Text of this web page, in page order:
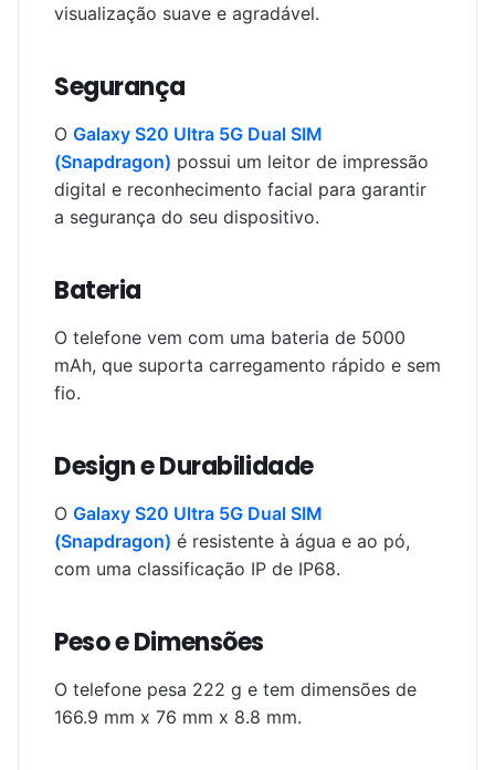
visualização suave e agradável.
Segurança
O Galaxy S20 Ultra 5G Dual SIM
(Snapdragon) possui um leitor de impressão
digital e reconhecimento facial para garantir
a segurança do seu dispositivo.
Bateria
O telefone vem com uma bateria de 5000
mAh, que suporta carregamento rápido e sem
fio.
Design e Durabilidade
O Galaxy S20 Ultra 5G Dual SIM
(Snapdragon) é resistente à água e ao pó,
com uma classificação IP de IP68.
Peso e Dimensões
O telefone pesa 222 g e tem dimensões de
166.9 mm x 76 mm x 8.8 mm.